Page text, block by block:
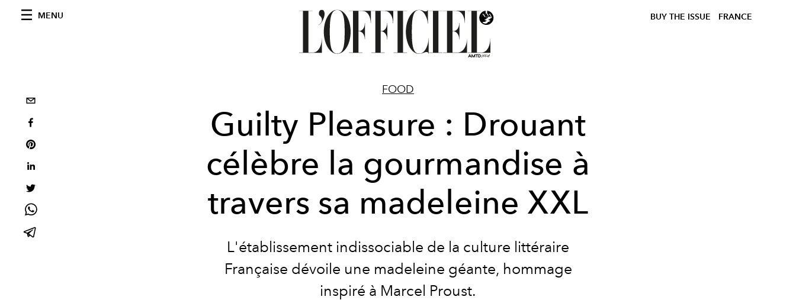
MENU BUY THE ISSUE FRANCE
FOOD
Guilty Pleasure : Drouant
célèbre la gourmandise à
travers sa madeleine XXL
L'établissement indissociable de la culture littéraire
Française dévoile une madeleine géante, hommage
inspiré à Marcel Proust.